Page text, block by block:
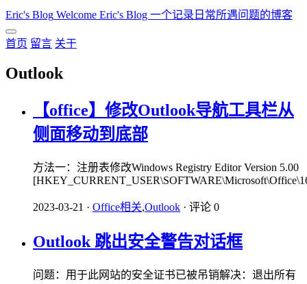
Eric's Blog Welcome Eric's Blog 一个记录日常所遇问题的博客
首页 留言 关于
Outlook
【office】修改Outlook导航工具栏从
侧面移动到底部
方法一：注册表修改Windows Registry Editor Version 5.00
2023-03-21 · Office相关,Outlook · 评论 0
Outlook 跳出安全警告对话框
问题：用于此网站的安全证书已被吊销解决：退出所有